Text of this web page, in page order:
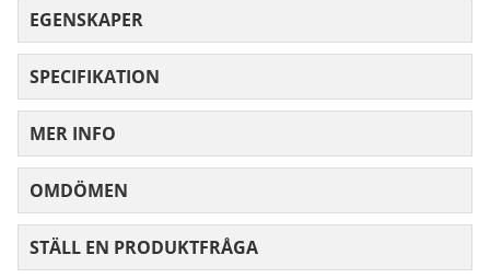
EGENSKAPER
SPECIFIKATION
MER INFO
OMDÖMEN
STÄLL EN PRODUKTFRÅGA